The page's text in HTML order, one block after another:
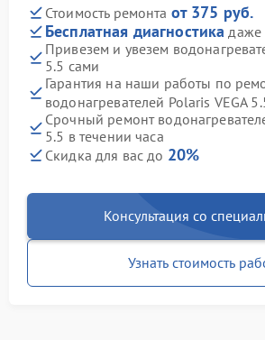
Стоимость ремонта от 375 руб.
Бесплатная диагностика даже
Привезем и увезем
5.5 сами
Гарантия на наши работы по
водонагревателей Polaris VEGA
Срочный ремонт
5.5 в течении часа
Скидка для вас до 20%
Консультация со
Узнать стоимость